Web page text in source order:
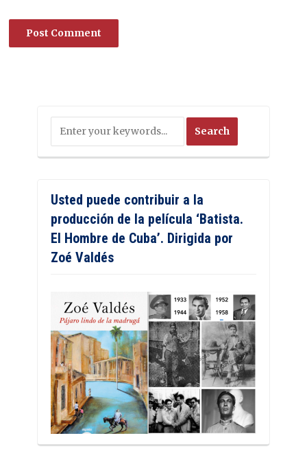
Usted puede contribuir a la
producción de la película ‘Batista.
El Hombre de Cuba’. Dirigida por
Zoé Valdés